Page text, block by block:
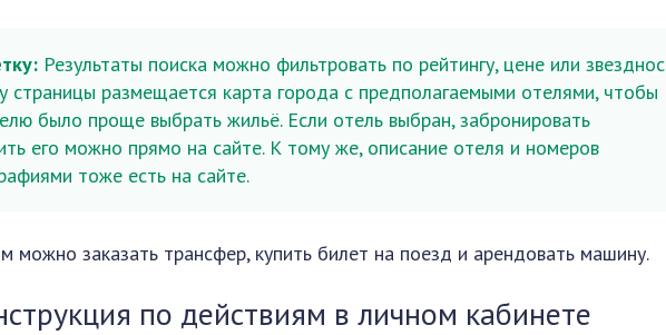
Результаты поиска можно фильтровать по рейтингу, цене или
страницы размещается карта города с предполагаемыми отелями, чтобы
было проще выбрать жильё. Если отель выбран, забронировать
его можно прямо на сайте. К тому же, описание отеля и номеров
тоже есть на сайте.
можно заказать трансфер, купить билет на поезд и арендовать машину.
по действиям в личном кабинете